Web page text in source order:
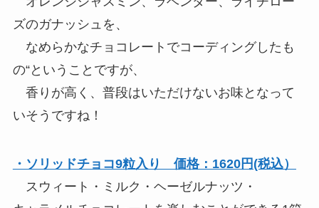
ズのガナッシュを、
なめらかなチョコレートでコーディングしたも
の“ということですが、
香りが高く、普段はいただけないお味となって
いそうですね！
・ソリッドチョコ9粒入り 価格：1620円(税込）
スウィート・ミルク・ヘーゼルナッツ・